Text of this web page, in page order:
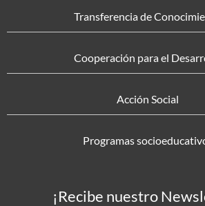
Transferencia de
Cooperación para el
Acción Social
Programas
¡Recibe nuestro